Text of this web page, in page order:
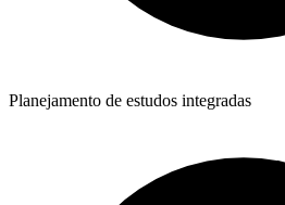
Planejamento de estudos integradas